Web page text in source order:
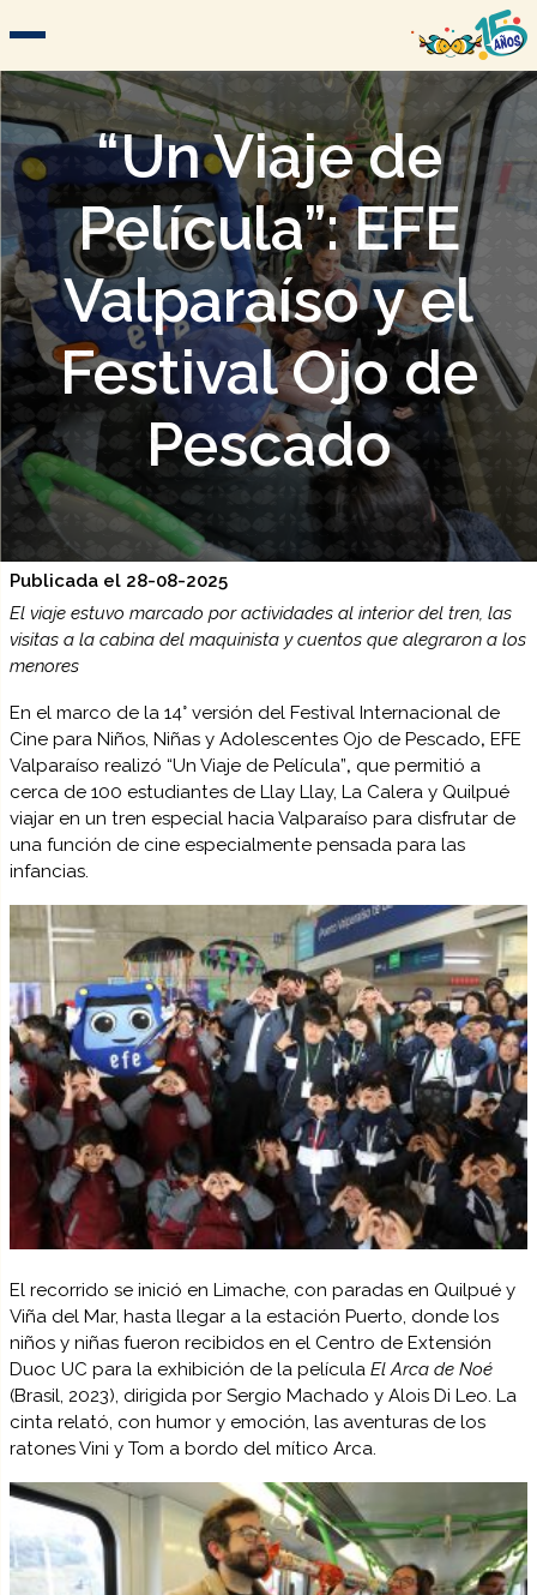
“Un Viaje de
Película”: EFE
Valparaíso y el
Festival Ojo de
Pescado
Publicada el 28-08-2025
El viaje estuvo marcado por actividades al interior del tren, las
visitas a la cabina del maquinista y cuentos que alegraron a los
menores
En el marco de la14° versión del Festival Internacional de
Cine para Niños, Niñas y Adolescentes Ojo de Pescado,EFE
Valparaíso realizó “Un Viaje de Película”, que permitió a
cerca de 100 estudiantes de Llay Llay, La Calera y Quilpué
viajar en un tren especial hacia Valparaíso para disfrutar de
una función de cine especialmente pensada para las
infancias.
El recorrido se inició en Limache, con paradas en Quilpué y
Viña del Mar, hasta llegar a la estación Puerto, donde los
niños y niñas fueron recibidos en el Centro de Extensión
Duoc UC para la exhibición de la películaEl Arca de Noé
(Brasil, 2023), dirigida por Sergio Machado y Alois Di Leo. La
cinta relató, con humor y emoción, las aventuras de los
ratones Vini y Tom a bordo del mítico Arca.